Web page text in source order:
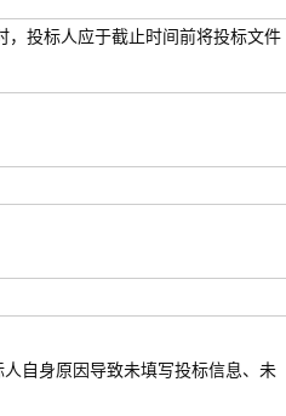
投标人应于截止时间前将投标文件
自身原因导致未填写投标信息、未